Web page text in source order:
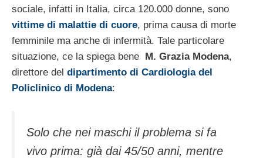
sociale, infatti in Italia, circa 120.000 donne, sono
vittime di malattie di cuore, prima causa di morte
femminile ma anche di infermità. Tale particolare
situazione, ce la spiega bene
M. Grazia Modena,
direttore del dipartimento di Cardiologia del
Policlinico di Modena:
Solo che nei maschi il problema si fa
vivo prima: già dai 45/50 anni, mentre